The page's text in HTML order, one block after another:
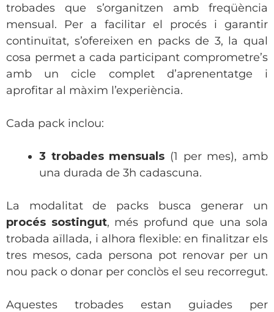
trobades que s’organitzen amb freqüència
mensual. Per a facilitar el procés i garantir
continuïtat, s’ofereixen en packs de 3, la qual
cosa permet a cada participant comprometre’s
amb un cicle complet d’aprenentatge i
aprofitar al màxim l’experiència.
Cada pack inclou:
3 trobades mensuals (1 per mes), amb
una durada de 3h cadascuna.
La modalitat de packs busca generar un
procés sostingut, més profund que una sola
trobada aïllada, i alhora flexible: en finalitzar els
tres mesos, cada persona pot renovar per un
nou pack o donar per conclòs el seu recorregut.
Aquestes trobades estan guiades per